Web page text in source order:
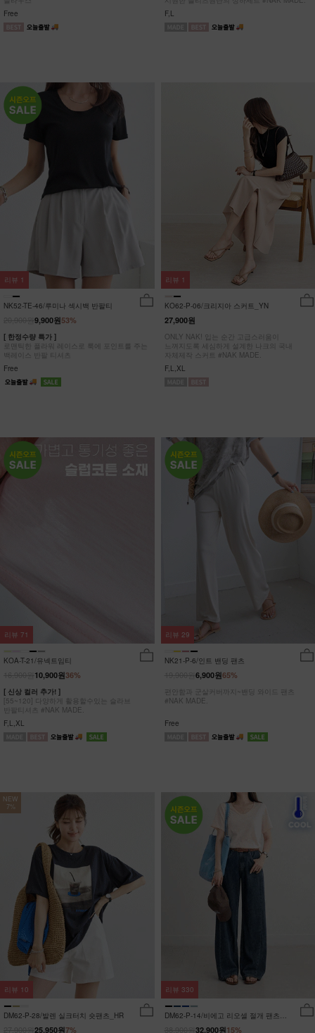
Free
F,L
NK52-TE-46/루미나 섹시백 반팔티
53%
9,900원
[ 한정수량 특가 ]
로맨틱한 플라워 레이스로 룩에 포인트를 주는
백레이스 반팔 티셔츠
Free
리뷰 1
KO62-P-06/크리지아 스커트_YN
27,900원
ONLY NAK! 입는 순간 고급스러움이
느껴지도록 세심하게 설계한 나크의 국내
자체제작 스커트 #NAK MADE.
F,L,XL
리뷰 1
KOA-T-21/유넥트임티
36%
10,900원
[ 신상 컬러 추가! ]
[55~120] 다양하게 활용할수있는 슬라브
반팔티셔츠 #NAK MADE.
F,L,XL
리뷰 71
NK21-P-6/인트 밴딩 팬츠
65%
6,900원
편안함과 군살커버까지~밴딩 와이드 팬츠
#NAK MADE.
Free
리뷰 29
NEW
7%
DM62-P-28/발렌 실크터치 숏팬츠_HR
7%
25,950원
리뷰 10
DM62-P-14/비에고 리오셀 절개 팬츠
15%
32,900원
리뷰 330